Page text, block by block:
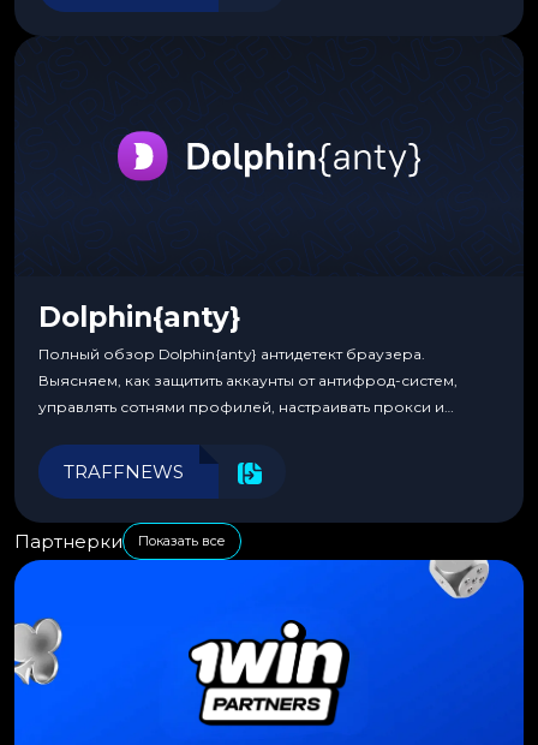
Dolphin{anty}
Полный обзор Dolphin{anty} антидетект браузера.
Выясняем, как защитить аккаунты от антифрод-систем,
управлять сотнями профилей, настраивать прокси и
эффективности.
TRAFFNEWS
Партнерки Показать все